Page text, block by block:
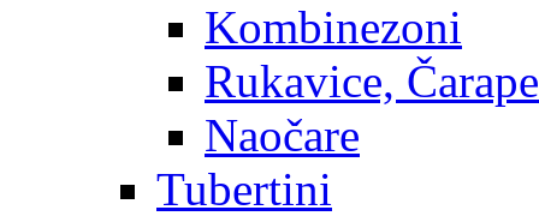
Kombinezoni
Rukavice, Čarape
Naočare
Tubertini